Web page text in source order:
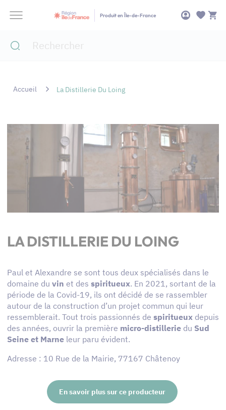
Produit en Île-de-France
Accueil La Distillerie Du Loing
LA DISTILLERIE DU LOING
Paul et Alexandre se sont tous deux spécialisés dans le
domaine du vin et des spiritueux. En 2021, sortant de la
période de la Covid-19, ils ont décidé de se rassembler
autour de la construction d’un projet commun qui leur
ressemblerait. Tout trois passionnés de spiritueux depuis
des années, ouvrir la première micro-distillerie du Sud
Seine et Marne leur paru évident.
Adresse : 10 Rue de la Mairie, 77167 Châtenoy
En savoir plus sur ce producteur